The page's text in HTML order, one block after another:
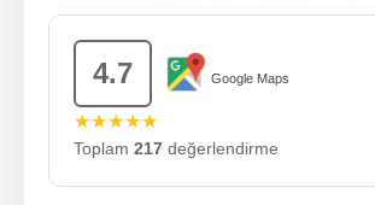
4.7 Google Maps
★★★★★
Toplam 217 değerlendirme